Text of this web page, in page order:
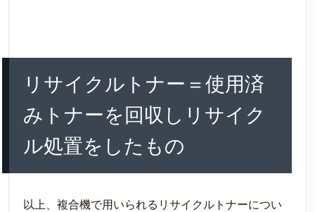
リサイクルトナー＝使用済
みトナーを回収しリサイク
ル処置をしたもの
以上、複合機で用いられるリサイクルトナーについ